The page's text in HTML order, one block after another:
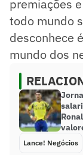
premiações
todo mundo
desconhece
mundo dos
Lance! Negócios